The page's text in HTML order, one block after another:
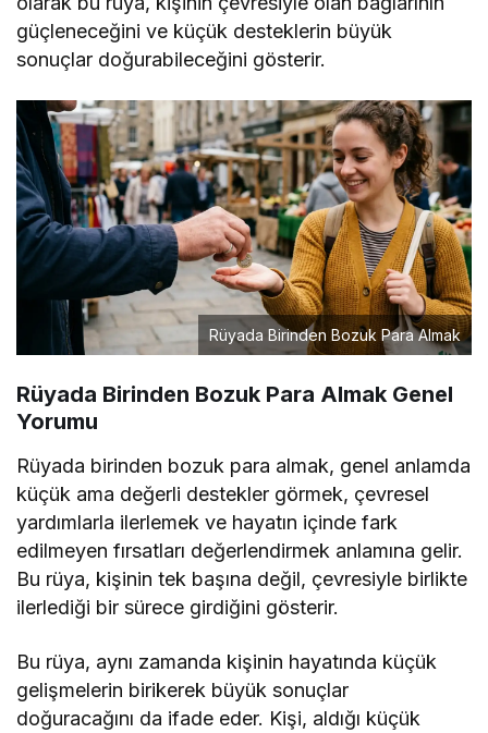
güçleneceğini ve küçük desteklerin büyük
sonuçlar doğurabileceğini gösterir.
Rüyada Birinden Bozuk Para Almak
Rüyada Birinden Bozuk Para Almak Genel
Yorumu
Rüyada birinden bozuk para almak, genel anlamda
küçük ama değerli destekler görmek, çevresel
yardımlarla ilerlemek ve hayatın içinde fark
edilmeyen fırsatları değerlendirmek anlamına gelir.
Bu rüya, kişinin tek başına değil, çevresiyle birlikte
ilerlediği bir sürece girdiğini gösterir.
Bu rüya, aynı zamanda kişinin hayatında küçük
gelişmelerin birikerek büyük sonuçlar
doğuracağını da ifade eder. Kişi, aldığı küçük